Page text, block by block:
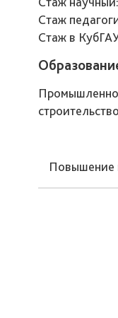
Стаж
Стаж в
Повышение